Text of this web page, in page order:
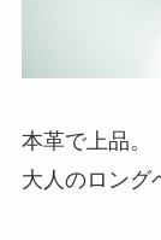
本革で上品。
大人のロング